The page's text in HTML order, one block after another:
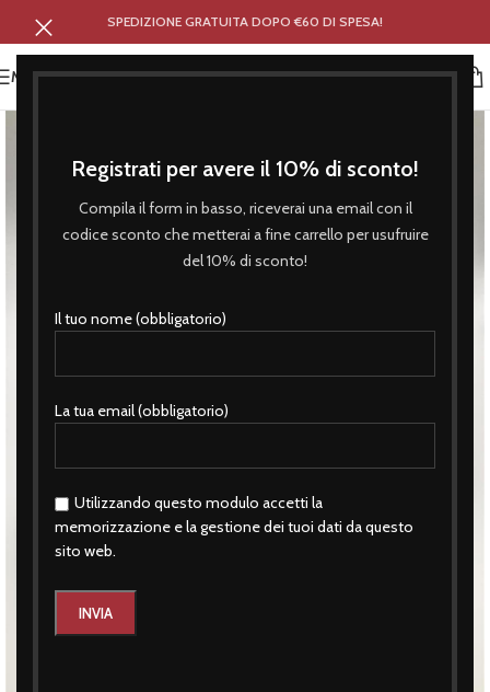
Registrati per avere il 10% di sconto!
Compila il form in basso, riceverai una email con il
codice sconto che metterai a fine carrello per usufruire
del 10% di sconto!
Il tuo nome (obbligatorio)
La tua email (obbligatorio)
Utilizzando questo modulo accetti la
memorizzazione e la gestione dei tuoi dati da questo
sito web.
SPEDIZIONE GRATUITA DOPO €60 DI SPESA!
MENU